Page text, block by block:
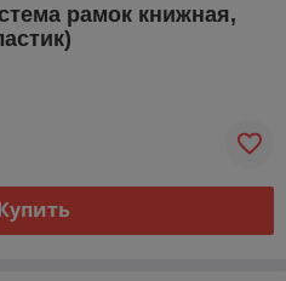
рамок книжная,